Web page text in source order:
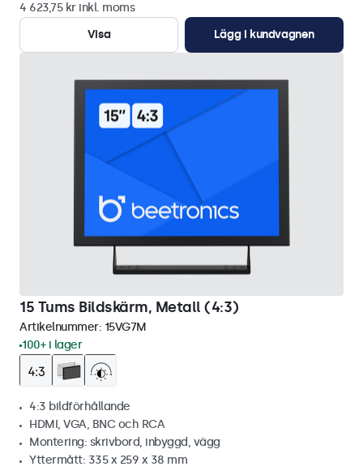
4 623,75 kr inkl. moms
Visa
Lägg i kundvagnen
15 Tums Bildskärm, Metall (4:3)
Artikelnummer: 15VG7M
100+ i lager
4:3 bildförhållande
HDMI, VGA, BNC och RCA
Montering: skrivbord, inbyggd, vägg
Yttermått: 335 x 259 x 38 mm